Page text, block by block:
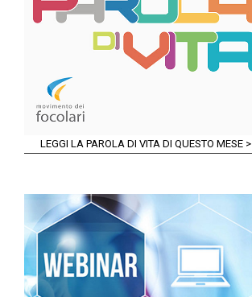
LEGGI LA PAROLA DI VITA DI QUESTO MESE >